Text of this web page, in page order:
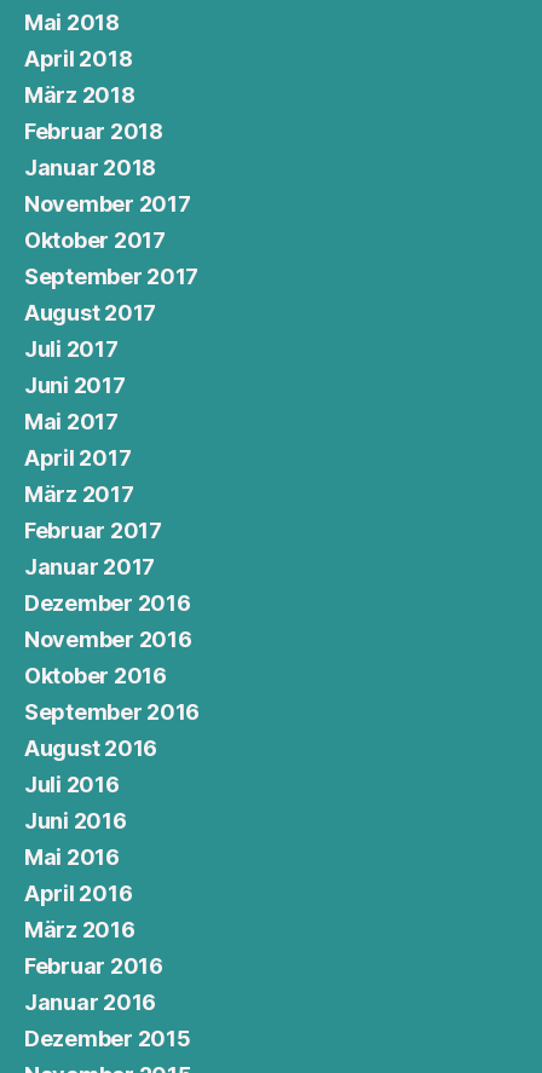
Mai 2018
April 2018
März 2018
Februar 2018
Januar 2018
November 2017
Oktober 2017
September 2017
August 2017
Juli 2017
Juni 2017
Mai 2017
April 2017
März 2017
Februar 2017
Januar 2017
Dezember 2016
November 2016
Oktober 2016
September 2016
August 2016
Juli 2016
Juni 2016
Mai 2016
April 2016
März 2016
Februar 2016
Januar 2016
Dezember 2015